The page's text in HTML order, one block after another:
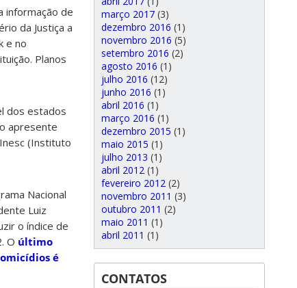
informação de
da Justiça a
e no
Planos
dos estados
apresente
(Instituto
Nacional
Luiz
o índice de
O último
é
março 2017 (3)
dezembro 2016 (1)
novembro 2016 (5)
setembro 2016 (2)
agosto 2016 (1)
julho 2016 (12)
junho 2016 (1)
abril 2016 (1)
março 2016 (1)
dezembro 2015 (1)
maio 2015 (1)
julho 2013 (1)
abril 2012 (1)
fevereiro 2012 (2)
novembro 2011 (3)
outubro 2011 (2)
maio 2011 (1)
abril 2011 (1)
CONTATOS